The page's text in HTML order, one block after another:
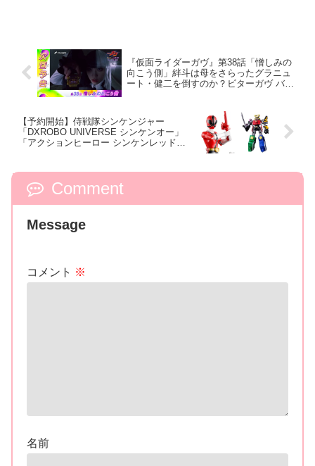
『仮面ライダーガヴ』第38話「憎しみの
向こう側」絆斗は母をさらったグラニュ
ート・健二を倒すのか？ビターガヴ バキ
【予約開始】侍戦隊シンケンジャー
「DXROBO UNIVERSE シンケンオー」
「アクションヒーロー シンケンレッド」
付属！
Comment
Message
コメント ※
名前